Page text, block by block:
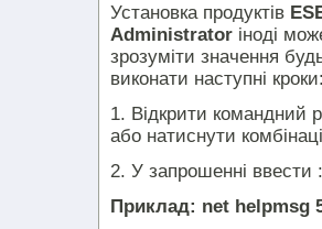
Установка продуктів
Administrator іноді
зрозуміти значення
виконати наступні
1. Відкрити командний
або натиснути
2. У запрошенні ввести
Приклад: net helpmsg